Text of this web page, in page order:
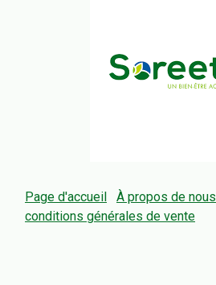
Page d'accueil À propos de nous
conditions générales de vente